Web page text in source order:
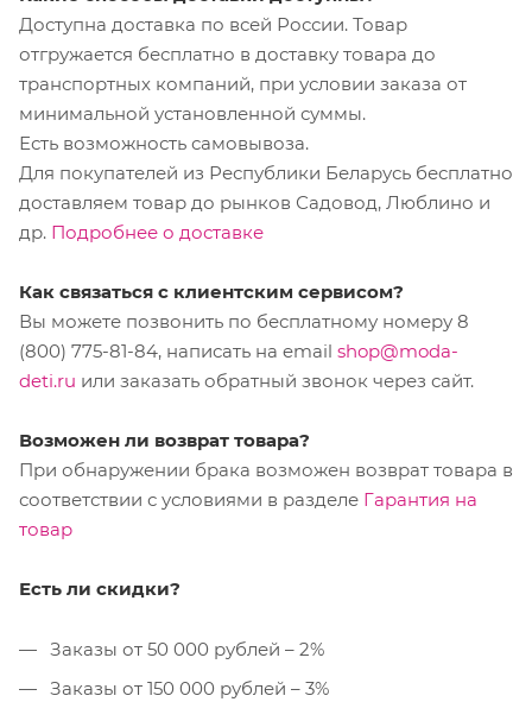
Доступна доставка по всей России. Товар
отгружается бесплатно в доставку товара до
транспортных компаний, при условии заказа от
минимальной установленной суммы.
Есть возможность самовывоза.
Для покупателей из Республики Беларусь бесплатно
доставляем товар до рынков Садовод, Люблино и
др. Подробнее о доставке
Как связаться с клиентским сервисом?
Вы можете позвонить по бесплатному номеру 8
(800) 775-81-84, написать на email shop@moda-
deti.ru или заказать обратный звонок через сайт.
Возможен ли возврат товара?
При обнаружении брака возможен возврат товара в
соответствии с условиями в разделе Гарантия на
товар
Есть ли скидки?
Заказы от 50 000 рублей – 2%
Заказы от 150 000 рублей – 3%